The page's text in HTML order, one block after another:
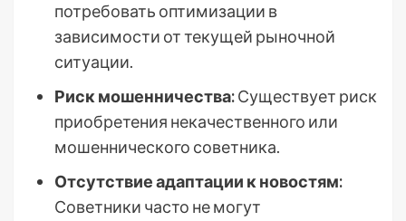
потребовать оптимизации в
зависимости от текущей рыночной
ситуации.
Риск мошенничества:Существует риск
приобретения некачественного или
мошеннического советника.
Отсутствие адаптации к новостям:
Советники часто не могут